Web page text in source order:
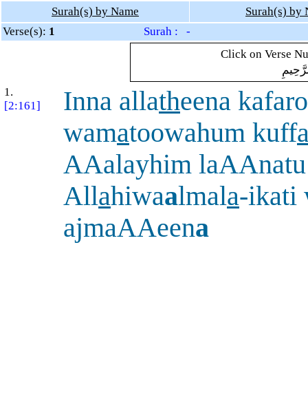
Surah(s) by Name
Surah(s) by
Verse(s): 1
Surah : -
Click on Verse
1.
[2:161]
Inna allatheena
wamatoowahum kuff
AAalayhim laAAnatu
Allahiwaalmala-ikati
ajmaAAeena